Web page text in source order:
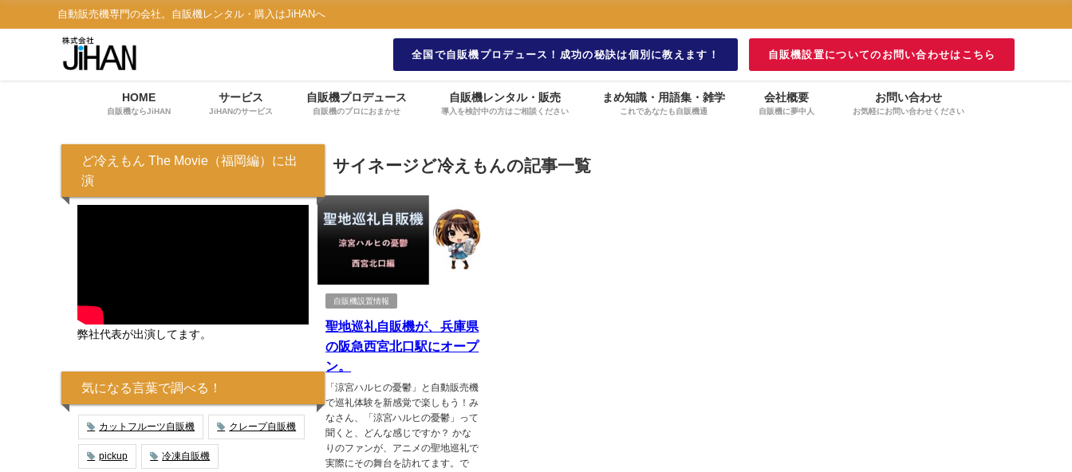
自動販売機専門の会社。自販機レンタル・購入はJiHANへ
全国で自販機プロデュース！成功の秘訣は個別に教えます！ 自販機設置についてのお問い合わせはこちら
HOME
自販機ならJiHAN
サービス
JiHANのサービス
自販機プロデュース
自販機のプロにおまかせ
自販機レンタル・販売
導入を検討中の方はご相談ください
まめ知識・用語集・雑学
これであなたも自販機通
会社概要
自販機に夢中人
お問い合わせ
お気軽にお問い合わせください
サイネージど冷えもんの記事一覧
自販機設置情報
聖地巡礼自販機が、兵庫県
の阪急西宮北口駅にオープ
ン。
「涼宮ハルヒの憂鬱」と自動販売機
で巡礼体験を新感覚で楽しもう！み
なさん、「涼宮ハルヒの憂鬱」って
聞くと、どんな感じですか？ かな
りのファンが、アニメの聖地巡礼で
実際にその舞台を訪れてます。で
ど冷えもん The Movie（福岡編）に出
演
弊社代表が出演してます。
気になる言葉で調べる！
カットフルーツ自販機 クレープ自販機
pickup 冷凍自販機